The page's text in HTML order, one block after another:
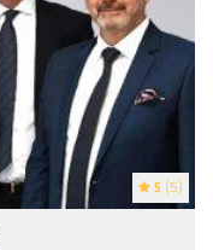
5 (5)